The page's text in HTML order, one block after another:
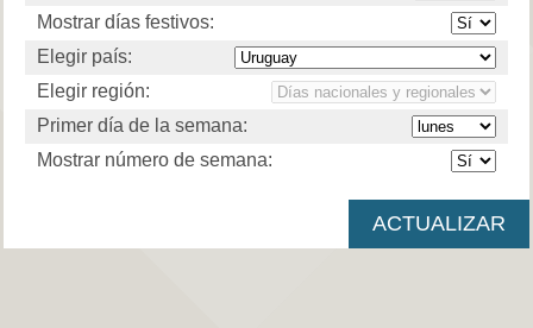
Mostrar días festivos:
Elegir país:
Elegir región:
Primer día de la semana:
Mostrar número de semana: